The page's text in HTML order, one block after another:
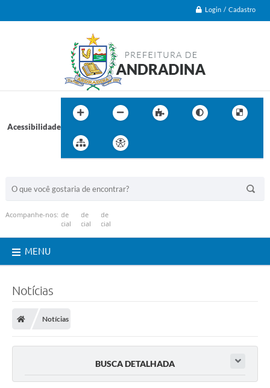
Login / Cadastro
Acessibilidade
Acompanhe-nos:
MENU
Notícias
Notícias
BUSCA DETALHADA